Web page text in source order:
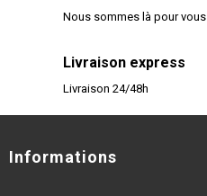
Nous sommes là pour vous
Livraison express
Livraison 24/48h
Informations